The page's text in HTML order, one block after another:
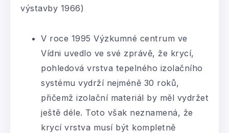
výstavby 1966)
V roce 1995 Výzkumné centrum ve
Vídni uvedlo ve své zprávě, že krycí,
pohledová vrstva tepelného izolačního
systému vydrží nejméně 30 roků,
přičemž izolační materiál by měl vydržet
ještě déle. Toto však neznamená, že
krycí vrstva musí být kompletně